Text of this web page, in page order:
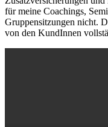
für meine Coachings,
Gruppensitzungen nicht.
von den KundInnen